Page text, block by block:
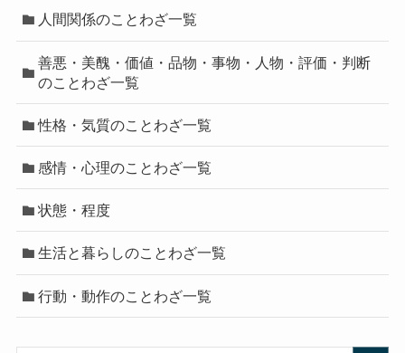
人間関係のことわざ一覧
善悪・美醜・価値・品物・事物・人物・評価・判断
のことわざ一覧
性格・気質のことわざ一覧
感情・心理のことわざ一覧
状態・程度
生活と暮らしのことわざ一覧
行動・動作のことわざ一覧